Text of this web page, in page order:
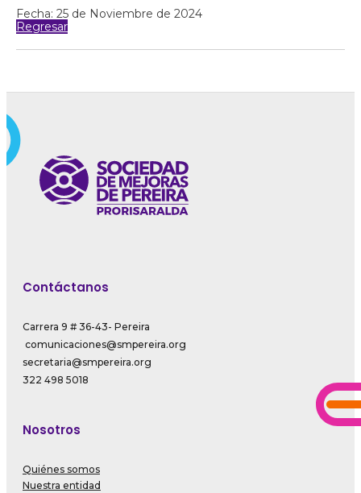
Fecha: 25 de Noviembre de 2024
Regresar
Contáctanos
Carrera 9 # 36-43- Pereira
comunicaciones@smpereira.org
secretaria@smpereira.org
322 498 5018
Nosotros
Quiénes somos
Nuestra entidad